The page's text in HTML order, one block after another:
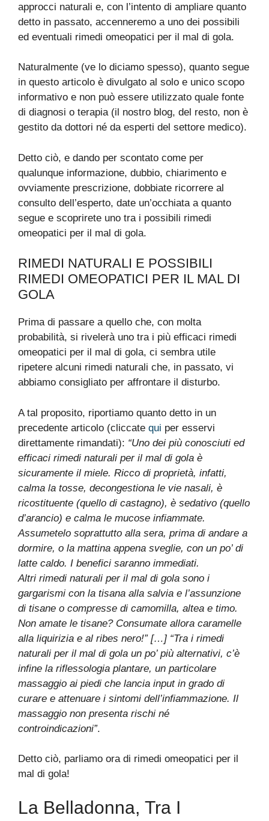
approcci naturali e, con l’intento di ampliare quanto
detto in passato, accenneremo a uno dei possibili
ed eventuali rimedi omeopatici per il mal di gola.
Naturalmente (ve lo diciamo spesso), quanto segue
in questo articolo è divulgato al solo e unico scopo
informativo e non può essere utilizzato quale fonte
di diagnosi o terapia (il nostro blog, del resto, non è
gestito da dottori né da esperti del settore medico).
Detto ciò, e dando per scontato come per
qualunque informazione, dubbio, chiarimento e
ovviamente prescrizione, dobbiate ricorrere al
consulto dell’esperto, date un’occhiata a quanto
segue e scoprirete uno tra i possibili rimedi
omeopatici per il mal di gola.
RIMEDI NATURALI E POSSIBILI
RIMEDI OMEOPATICI PER IL MAL DI
GOLA
Prima di passare a quello che, con molta
probabilità, si rivelerà uno tra i più efficaci rimedi
omeopatici per il mal di gola, ci sembra utile
ripetere alcuni rimedi naturali che, in passato, vi
abbiamo consigliato per affrontare il disturbo.
A tal proposito, riportiamo quanto detto in un
precedente articolo (cliccate qui per esservi
direttamente rimandati): “Uno dei più conosciuti ed
efficaci rimedi naturali per il mal di gola è
sicuramente il miele. Ricco di proprietà, infatti,
calma la tosse, decongestiona le vie nasali, è
ricostituente (quello di castagno), è sedativo (quello
d’arancio) e calma le mucose infiammate.
Assumetelo soprattutto alla sera, prima di andare a
dormire, o la mattina appena sveglie, con un po’ di
latte caldo. I benefici saranno immediati.
Altri rimedi naturali per il mal di gola sono i
gargarismi con la tisana alla salvia e l’assunzione
di tisane o compresse di camomilla, altea e timo.
Non amate le tisane? Consumate allora caramelle
alla liquirizia e al ribes nero!” […] “Tra i rimedi
naturali per il mal di gola un po’ più alternativi, c’è
infine la riflessologia plantare, un particolare
massaggio ai piedi che lancia input in grado di
curare e attenuare i sintomi dell’infiammazione. Il
massaggio non presenta rischi né
controindicazioni”.
Detto ciò, parliamo ora di rimedi omeopatici per il
mal di gola!
La Belladonna, Tra I